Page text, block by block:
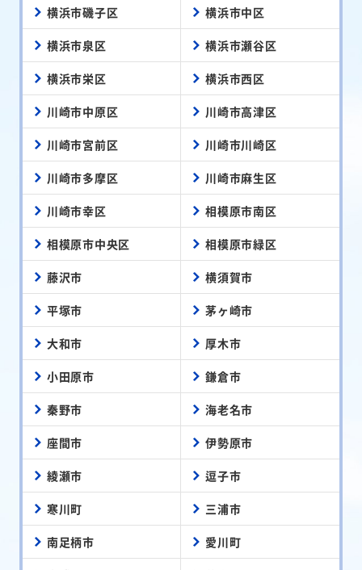
横浜市磯子区 横浜市中区
横浜市泉区 横浜市瀬谷区
横浜市栄区 横浜市西区
川崎市中原区 川崎市高津区
川崎市宮前区 川崎市川崎区
川崎市多摩区 川崎市麻生区
川崎市幸区 相模原市南区
相模原市中央区 相模原市緑区
藤沢市 横須賀市
平塚市 茅ヶ崎市
大和市 厚木市
小田原市 鎌倉市
秦野市 海老名市
座間市 伊勢原市
綾瀬市 逗子市
寒川町 三浦市
南足柄市 愛川町